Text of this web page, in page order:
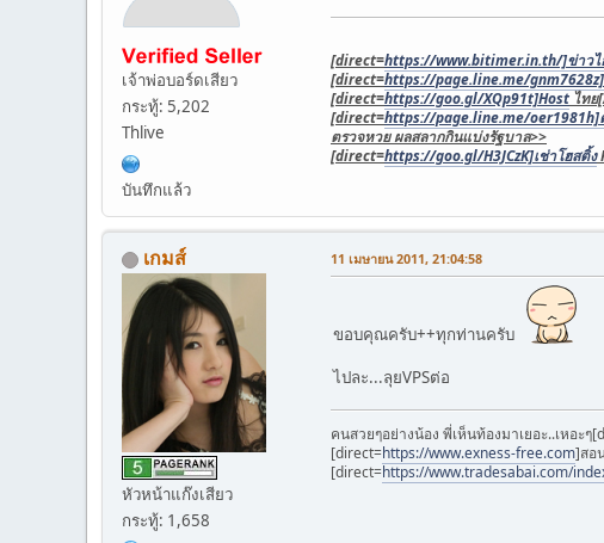
เจ้าพ่อบอร์ดเสียว
กระทู้: 5,202
Thlive
บันทึกแล้ว
[direct=https://www.bitimer.in.th/]ข่าวไ
[direct=https://page.line.me/
[direct=https://goo.gl/XQp91t]Host ไทย
[direct=https://page.line.me/oer1981h]
ตรวจหวย ผลสลากกินแบ่งรัฐบาล>>
[direct=https://goo.gl/H3JCzK]เช่าโฮสติ้ง
เกมส์
หัวหน้าแก๊งเสียว
กระทู้: 1,658
11 เมษายน 2011, 21:04:58
ขอบคุณครับ++ทุกท่านครับ
ไปละ...ลุยVPSต่อ
คนสวยๆอย่างน้อง พี่เห็นท้องมาเยอะ..เหอะๆ
[direct=https://www.exness-free.com]สอ
[direct=https://www.tradesabai.com/